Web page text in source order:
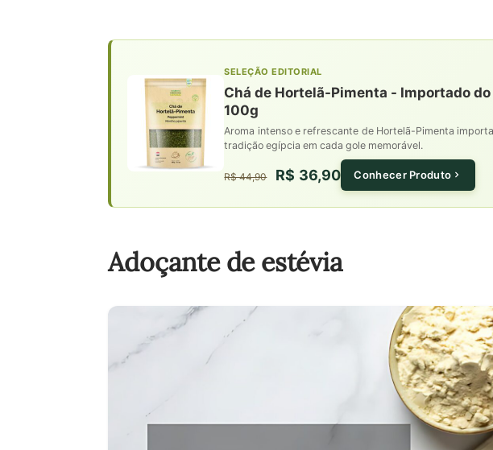
SELEÇÃO EDITORIAL
Chá de Hortelã-Pimenta - Importado
100g
Aroma intenso e refrescante de Hortelã-Pimenta
tradição egípcia em cada gole memorável.
R$ 44,90 R$ 36,90 Conhecer Produto
Adoçante de estévia